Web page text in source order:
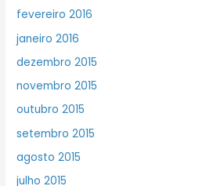
fevereiro 2016
janeiro 2016
dezembro 2015
novembro 2015
outubro 2015
setembro 2015
agosto 2015
julho 2015